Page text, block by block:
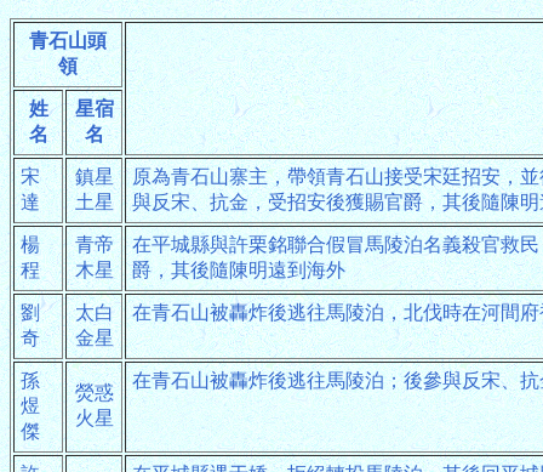
青石山頭
領
姓
名
星宿
名
宋
達
鎮星
土星
原為青石山寨主，帶領青石山接受宋廷招安，
與反宋、抗金，受招安後獲賜官爵，其後隨陳
楊
程
青帝
木星
在平城縣與許栗銘聯合假冒馬陵泊名義殺官救
爵，其後隨陳明遠到海外
劉
奇
太白
金星
在青石山被轟炸後逃往馬陵泊，北伐時在河間
孫
煜
傑
熒惑
火星
在青石山被轟炸後逃往馬陵泊；後參與反宋、